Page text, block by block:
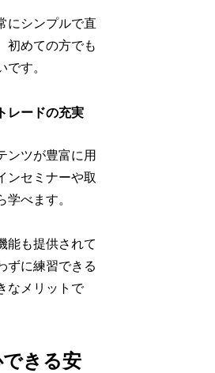
にシンプルで直
初めての方でも
す。
レードの充実
ンツが豊富に用
ンセミナーや取
学べます。
能も提供されて
ずに練習できる
なメリットで
きる安